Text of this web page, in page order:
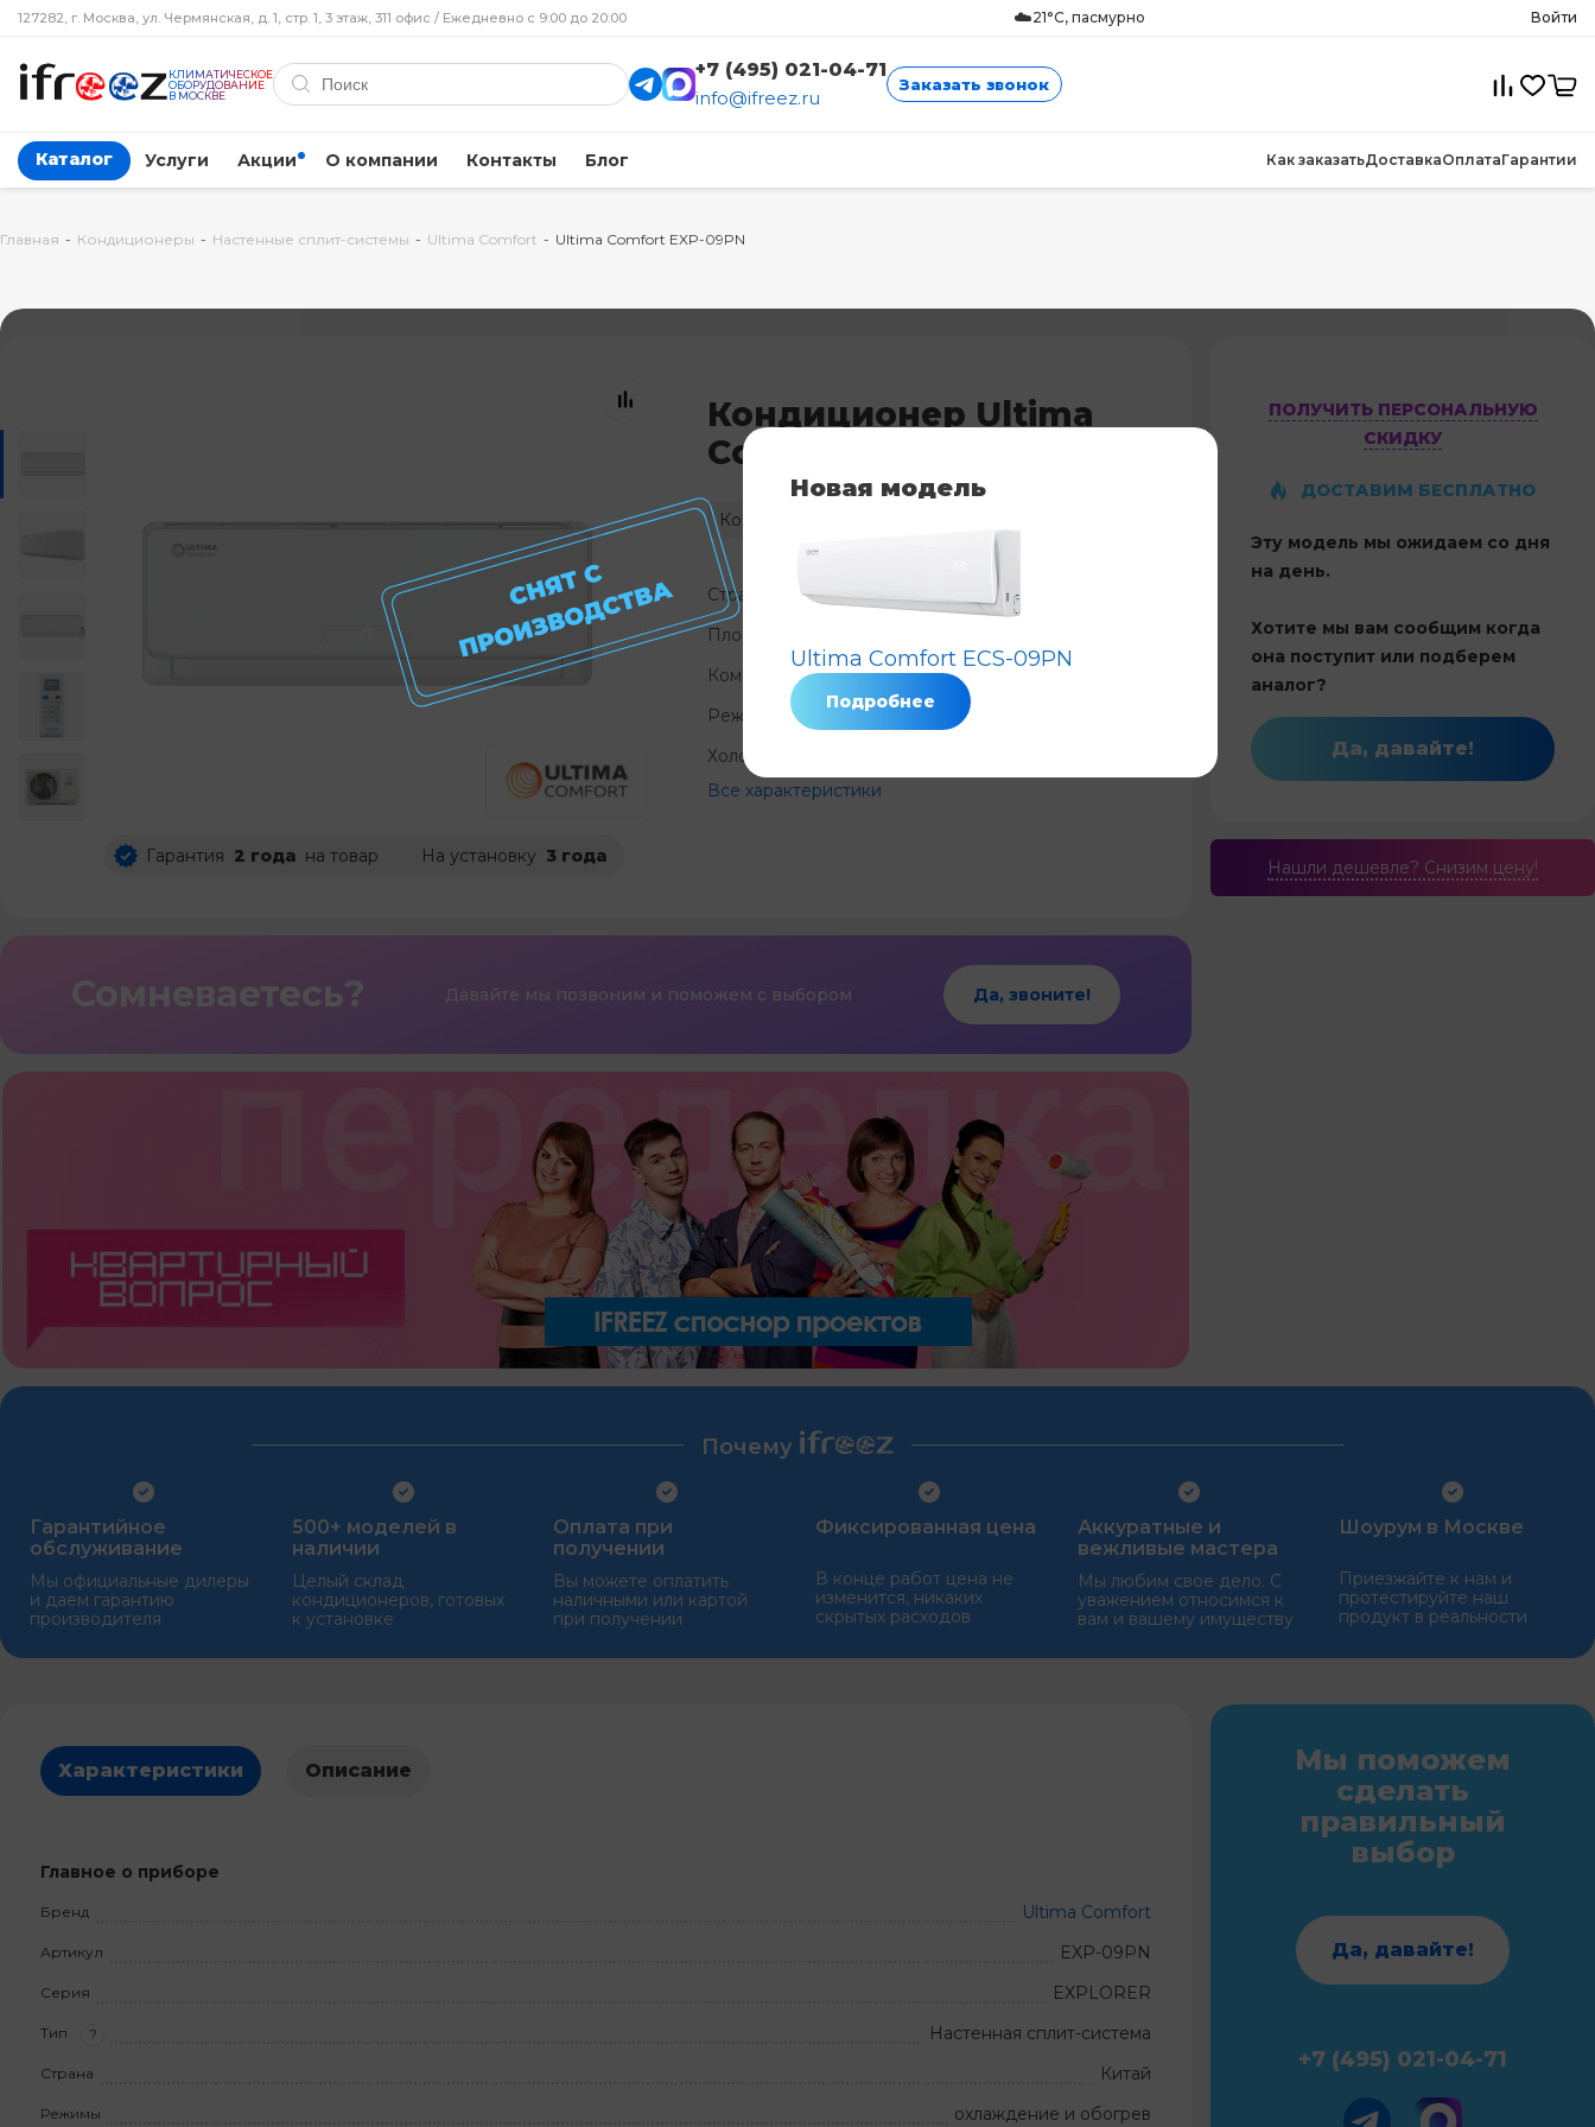
127282, г. Москва, ул. Чермянская, д. 1, стр. 1, 3 этаж, 311 офис / Ежедневно с 9:00 до 20:00 ☁️21°C, пасмурно Войти
КЛИМАТИЧЕСКОЕ
ОБОРУДОВАНИЕ
В МОСКВЕ
+7 (495) 021-04-71
info@ifreez.ru
Заказать звонок
Каталог Услуги Акции О компании Контакты Блог Как заказатьДоставкаОплатаГарантии
Главная - Кондиционеры - Настенные сплит-системы - Ultima Comfort - Ultima Comfort EXP-09PN
Гарантия 2 года на товар На установку 3 года
Кондиционер Ultima
Comfort EXP-09PN
Код: 7987
Страна
Площадь, м²
Компрессор
?
Режимы
охлаждение и обогрев
Холод, КВт/ч
Все характеристики
Сомневаетесь? Давайте мы позвоним и поможем с выбором Да, звоните!
ПОЛУЧИТЬ ПЕРСОНАЛЬНУЮ
СКИДКУ
ДОСТАВИМ БЕСПЛАТНО
Эту модель мы ожидаем со дня
на день.
Хотите мы вам сообщим когда
она поступит или подберем
аналог?
Да, давайте!
Нашли дешевле? Cнизим цену!
Почему
Гарантийное
обслуживание
Мы официальные дилеры
и даем гарантию
производителя
500+ моделей в
наличии
Целый склад
кондиционеров, готовых
к установке
Оплата при
получении
Вы можете оплатить
наличными или картой
при получении
Фиксированная цена
В конце работ цена не
изменится, никаких
скрытых расходов
Аккуратные и
вежливые мастера
Мы любим свое дело. С
уважением относимся к
вам и вашему имуществу
Шоурум в Москве
Приезжайте к нам и
протестируйте наш
продукт в реальности
Характеристики Описание
Главное о приборе
Бренд Ultima Comfort
Артикул EXP-09PN
Серия EXPLORER
Тип ? Настенная сплит-система
Страна Китай
Режимы охлаждение и обогрев
Мы поможем
сделать
правильный
выбор
Да, давайте!
+7 (495) 021-04-71
Новая модель
Ultima Comfort ECS-09PN
Подробнее